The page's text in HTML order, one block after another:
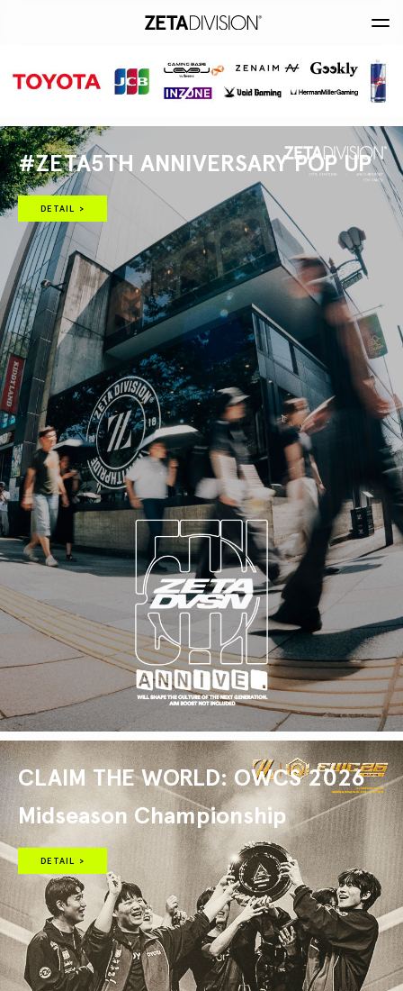
#ZETA5TH ANNIVERSARY POP UP
DETAIL >
CLAIM THE WORLD: OWCS 2026
Midseason Championship
DETAIL >